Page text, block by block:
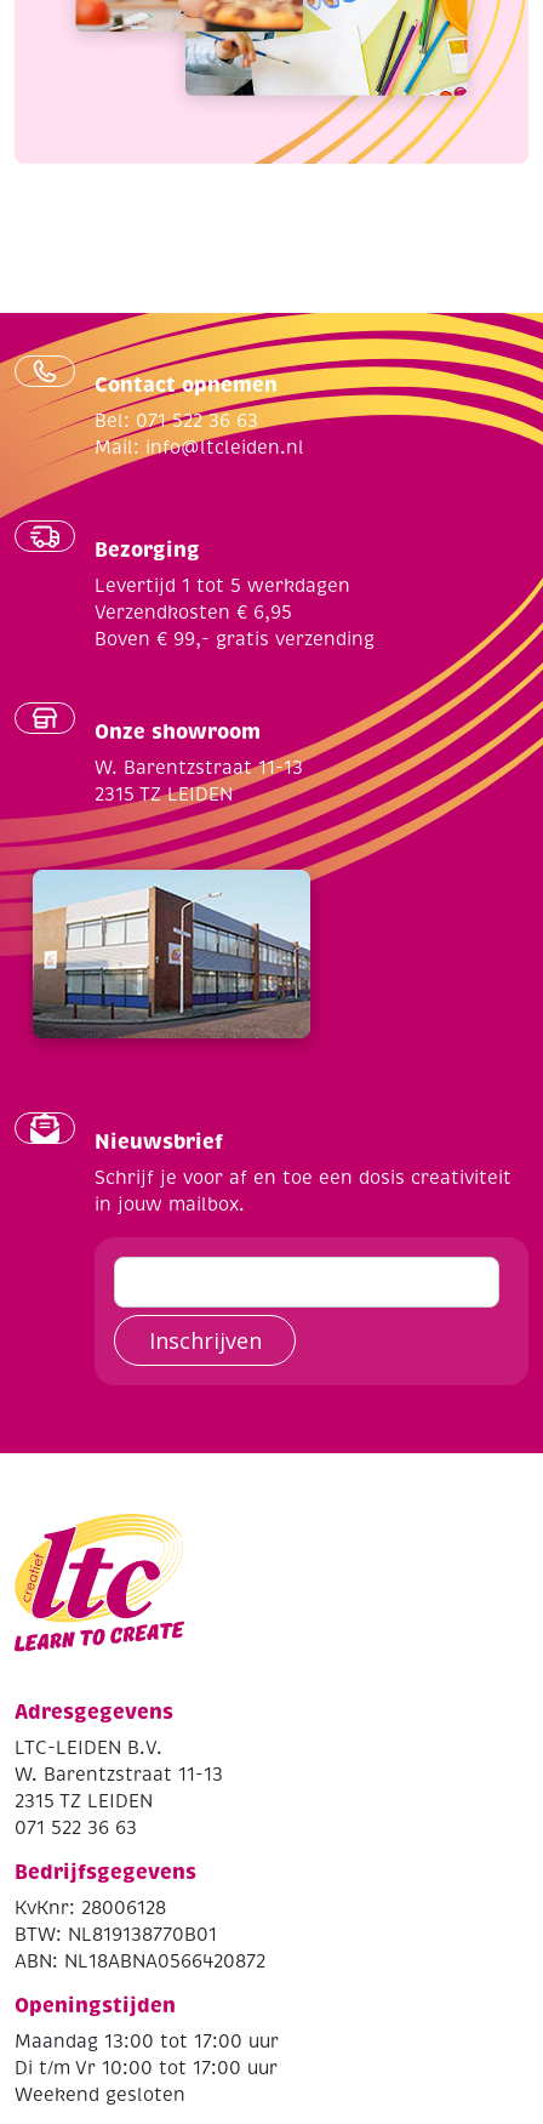
Contact opnemen
Bel: 071 522 36 63
Mail: info@ltcleiden.nl
Bezorging
Levertijd 1 tot 5 werkdagen
Verzendkosten € 6,95
Boven € 99,- gratis verzending
Onze showroom
W. Barentzstraat 11-13
2315 TZ LEIDEN
Nieuwsbrief
Schrijf je voor af en toe een dosis creativiteit
in jouw mailbox.
Inschrijven
Adresgegevens
LTC-LEIDEN B.V.
W. Barentzstraat 11-13
2315 TZ LEIDEN
071 522 36 63
Bedrijfsgegevens
KvKnr: 28006128
BTW: NL819138770B01
ABN: NL18ABNA0566420872
Openingstijden
Maandag 13:00 tot 17:00 uur
Di t/m Vr 10:00 tot 17:00 uur
Weekend gesloten